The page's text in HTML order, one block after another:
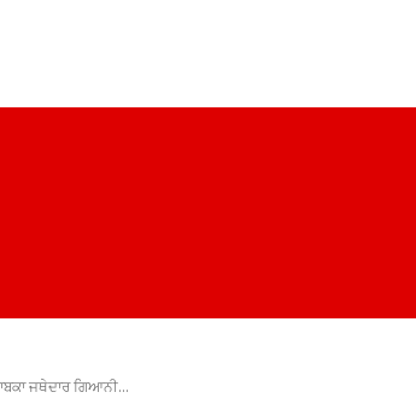
ਜਥੇਦਾਰ ਗਿਆਨੀ...